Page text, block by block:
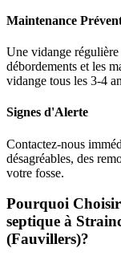
Maintenance
Une vidange
débordements et les
vidange tous les 3-4
Signes d'Alerte
Contactez-nous
désagréables, des
votre fosse.
Pourquoi Choisir
septique à
(Fauvillers)?